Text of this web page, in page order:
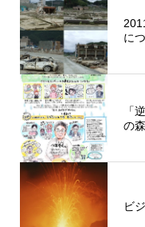
に
「
の
ビ